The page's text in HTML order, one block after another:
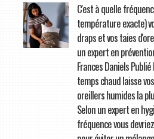
C'est à quelle
température exacte)
draps et vos taies
un expert en
Frances Daniels
temps chaud laisse
oreillers humides la
Selon un expert en
fréquence vous